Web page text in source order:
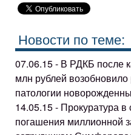
Новости по теме:
07.06.15 - В РДКБ после
млн рублей возобновило
патологии
14.05.15 - Прокуратура
погашения миллионной